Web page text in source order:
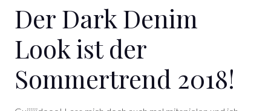
Der Dark Denim
Look ist der
Sommertrend 2018!